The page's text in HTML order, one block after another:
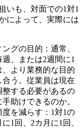
いも、対面での1対1
によって、実際には
グの目的：通常、
、または2週間に1
より業務的な目的
う。従業員は現在
する必要があるの
助けできるのか。
を減らす：1対1の
1回、2カ月に1回、